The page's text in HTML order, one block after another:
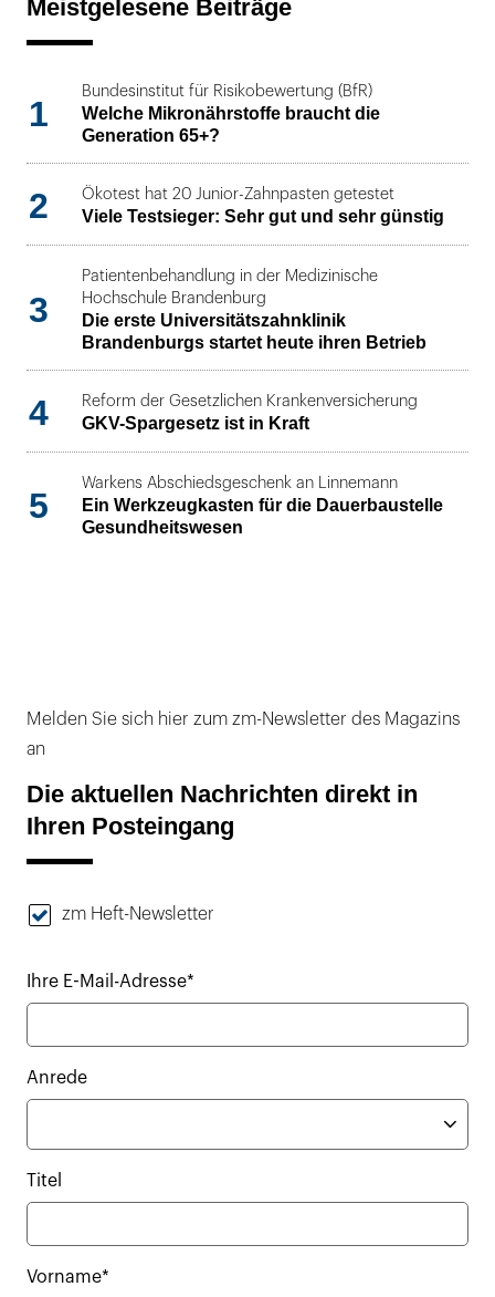
Meistgelesene Beiträge
1
Bundesinstitut für Risikobewertung (BfR)
Welche Mikronährstoffe braucht die
Generation 65+?
2 Ökotest hat 20 Junior-Zahnpasten getestet
Viele Testsieger: Sehr gut und sehr günstig
3
Patientenbehandlung in der Medizinische
Hochschule Brandenburg
Die erste Universitätszahnklinik
Brandenburgs startet heute ihren Betrieb
4 Reform der Gesetzlichen Krankenversicherung
GKV-Spargesetz ist in Kraft
5
Warkens Abschiedsgeschenk an Linnemann
Ein Werkzeugkasten für die Dauerbaustelle
Gesundheitswesen
Melden Sie sich hier zum zm-Newsletter des Magazins
an
Die aktuellen Nachrichten direkt in
Ihren Posteingang
zm Heft-Newsletter
Ihre E-Mail-Adresse*
Anrede
Titel
Vorname*